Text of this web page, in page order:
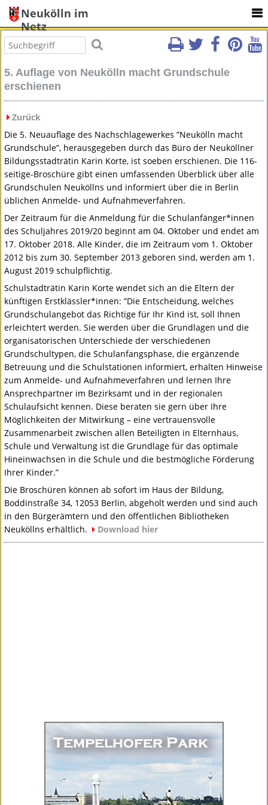
Neukölln im
Netz
5. Auflage von Neukölln macht Grundschule
erschienen
Zurück
Die 5. Neuauflage des Nachschlagewerkes ”Neukölln macht
Grundschule”, herausgegeben durch das Büro der Neuköllner
Bildungsstadträtin Karin Korte, ist soeben erschienen. Die 116-
seitige-Broschüre gibt einen umfassenden Überblick über alle
Grundschulen Neuköllns und informiert über die in Berlin
üblichen Anmelde- und Aufnahmeverfahren.
Der Zeitraum für die Anmeldung für die Schulanfänger*innen
des Schuljahres 2019/20 beginnt am 04. Oktober und endet am
17. Oktober 2018. Alle Kinder, die im Zeitraum vom 1. Oktober
2012 bis zum 30. September 2013 geboren sind, werden am 1.
August 2019 schulpflichtig.
Schulstadträtin Karin Korte wendet sich an die Eltern der
künftigen Erstklässler*innen: ”Die Entscheidung, welches
Grundschulangebot das Richtige für Ihr Kind ist, soll Ihnen
erleichtert werden. Sie werden über die Grundlagen und die
organisatorischen Unterschiede der verschiedenen
Grundschultypen, die Schulanfangsphase, die ergänzende
Betreuung und die Schulstationen informiert, erhalten Hinweise
zum Anmelde- und Aufnahmeverfahren und lernen Ihre
Ansprechpartner im Bezirksamt und in der regionalen
Schulaufsicht kennen. Diese beraten sie gern über Ihre
Möglichkeiten der Mitwirkung – eine vertrauensvolle
Zusammenarbeit zwischen allen Beteiligten in Elternhaus,
Schule und Verwaltung ist die Grundlage für das optimale
Hineinwachsen in die Schule und die bestmögliche Förderung
Ihrer Kinder.”
Die Broschüren können ab sofort im Haus der Bildung,
Boddinstraße 34, 12053 Berlin, abgeholt werden und sind auch
in den Bürgerämtern und den öffentlichen Bibliotheken
Neuköllns erhältlich.
Download hier